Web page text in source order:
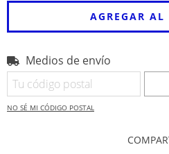
Entregas para el CP:
Medios de envío
NO SÉ MI CÓDIGO POSTAL